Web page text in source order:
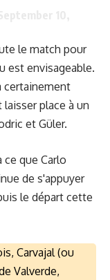
le match pour
est envisageable.
certainement
place à un
et Güler.
ce que Carlo
de s'appuyer
le départ cette
Carvajal (ou
Valverde,